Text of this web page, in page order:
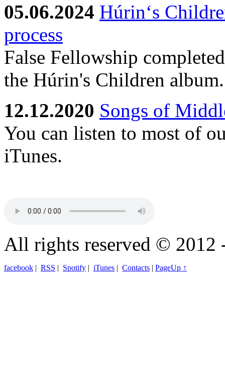
05.06.2024 Húrin‘s
process
False Fellowship
the Húrin's Children album.
12.12.2020 Songs of
You can listen to most of
iTunes.
All rights reserved © 2012
facebook | RSS | Spotify | iTunes | Contacts | PageUp ↑